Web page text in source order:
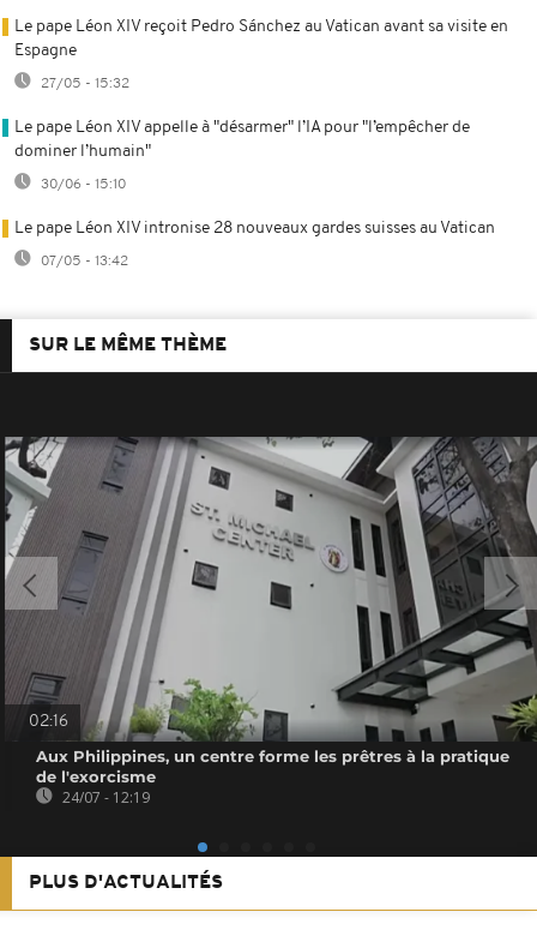
Le pape Léon XIV reçoit Pedro Sánchez au Vatican avant sa visite en
Espagne
27/05 - 15:32
Le pape Léon XIV appelle à "désarmer" l’IA pour "l’empêcher de
dominer l’humain"
30/06 - 15:10
Le pape Léon XIV intronise 28 nouveaux gardes suisses au Vatican
07/05 - 13:42
SUR LE MÊME THÈME
02:16
Aux Philippines, un centre forme les prêtres à la pratique
de l'exorcisme
24/07 - 12:19
PLUS D'ACTUALITÉS